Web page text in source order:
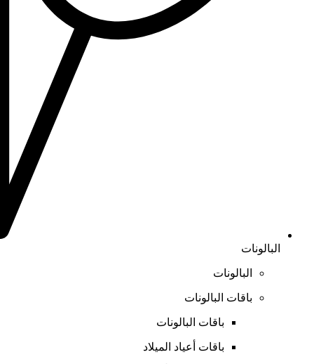
البالونات
البالونات
باقات البالونات
باقات البالونات
باقات أعياد الميلاد